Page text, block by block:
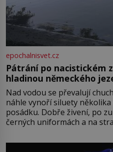
epochalnisvet.cz
Pátrání po nacistickém
hladinou německého
Nad vodou se převalují
náhle vynoří siluety
posádku. Dobře živení, po
černých uniformách a na
přízračná scéna znamená?